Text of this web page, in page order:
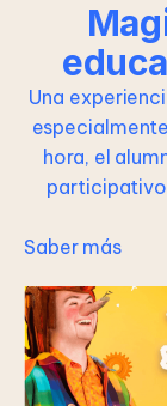
Una
hora, el
participativo
Saber más